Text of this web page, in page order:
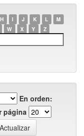
H I J K L
M
W X Y Z
En orden:
página